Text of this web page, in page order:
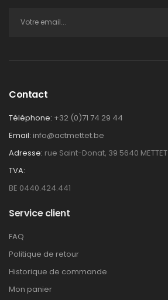
Contact
Téléphone: +32 (0)71 74 29 44
Email: info@actmettet.be
Adresse: rue Saint-Donat, 39 5640 METTET
TVA:
BE 0440.424.441
Service client
FAQ
Politique de retour
Historique de commande
Mon panier